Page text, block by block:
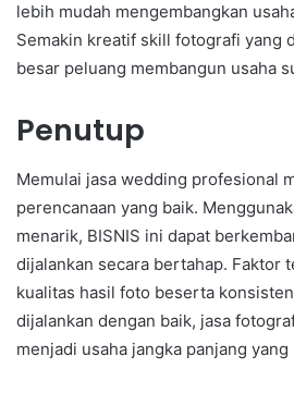
lebih mudah mengembangkan
Semakin kreatif skill fotografi yang
besar peluang membangun usaha
Penutup
Memulai jasa wedding profesional
perencanaan yang baik.
menarik, BISNIS ini dapat
dijalankan secara bertahap. Faktor
kualitas hasil foto beserta
dijalankan dengan baik, jasa
menjadi usaha jangka panjang yang